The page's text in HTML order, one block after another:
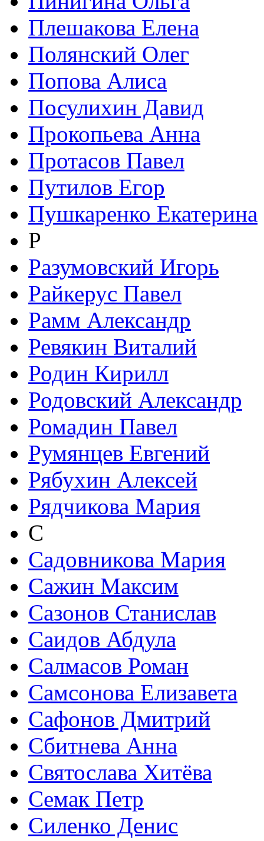
Плешакова Елена
Полянский Олег
Попова Алиса
Посулихин Давид
Прокопьева Анна
Протасов Павел
Путилов Егор
Пушкаренко Екатерина
Р
Разумовский Игорь
Райкерус Павел
Рамм Александр
Ревякин Виталий
Родин Кирилл
Родовский Александр
Ромадин Павел
Румянцев Евгений
Рябухин Алексей
Рядчикова Мария
С
Садовникова Мария
Сажин Максим
Сазонов Станислав
Саидов Абдула
Салмасов Роман
Самсонова Елизавета
Сафонов Дмитрий
Сбитнева Анна
Святослава Хитёва
Семак Петр
Силенко Денис